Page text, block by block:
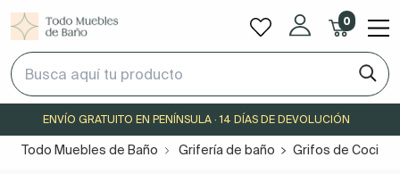
0
ENVÍO GRATUITO EN PENÍNSULA · 14 DÍAS DE DEVOLUCIÓN
Todo Muebles de Baño Grifería de baño Grifos de Cocina